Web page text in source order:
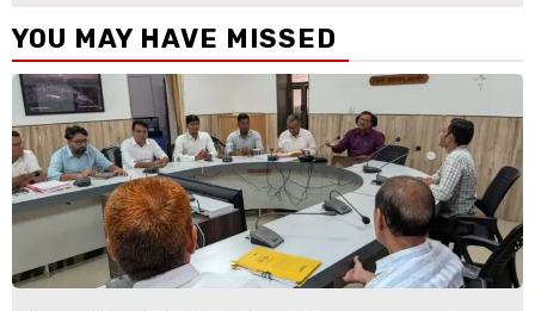
YOU MAY HAVE MISSED